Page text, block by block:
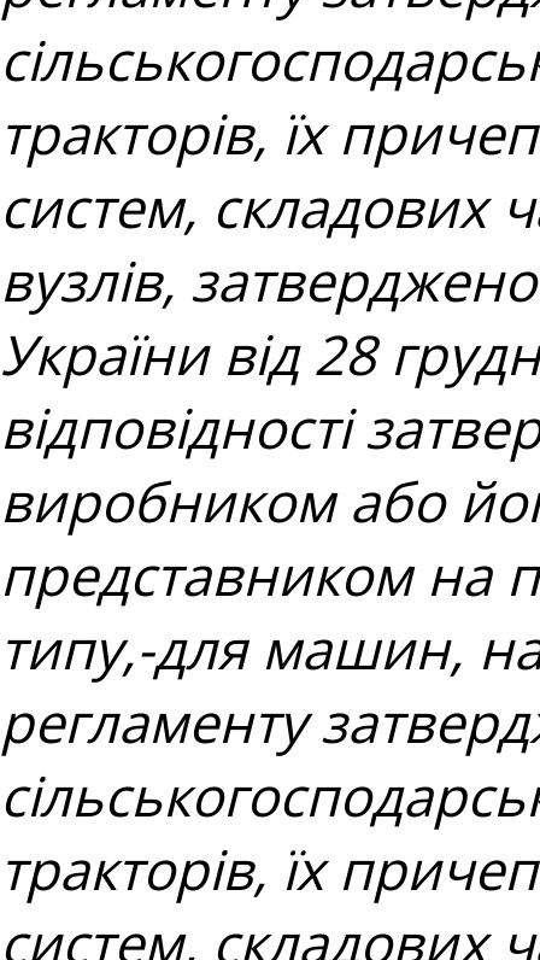
тракторів, їх
систем, складових
вузлів,
України від 28
відповідності
виробником або
представником на
типу,-для машин,
регламенту
тракторів, їх
систем, складових